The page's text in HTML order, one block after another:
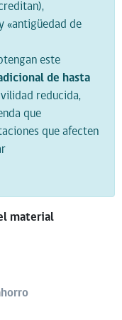
«antigüedad de
este
de hasta
reducida,
que
que afecten
material